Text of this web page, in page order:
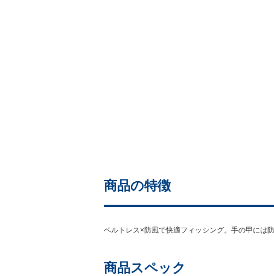
商品の特徴
ベルトレス×防風で快適フィッシング。手の甲には
商品スペック